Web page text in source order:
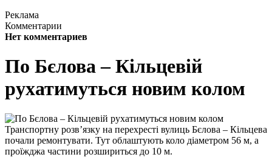
Реклама
Комментарии
Нет комментариев
По Бєлова – Кільцевій
рухатимуться новим колом
Транспортну розв’язку на перехресті вулиць Бєлова – Кільцева
почали ремонтувати. Тут облаштують коло діаметром 56 м, а
проїжджа частини розшириться до 10 м.